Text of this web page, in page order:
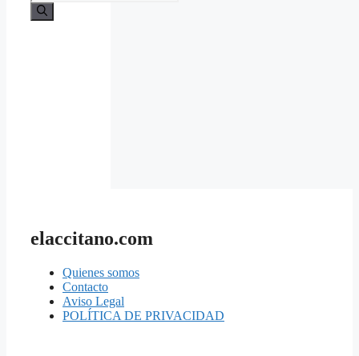
elaccitano.com
Quienes somos
Contacto
Aviso Legal
POLÍTICA DE PRIVACIDAD